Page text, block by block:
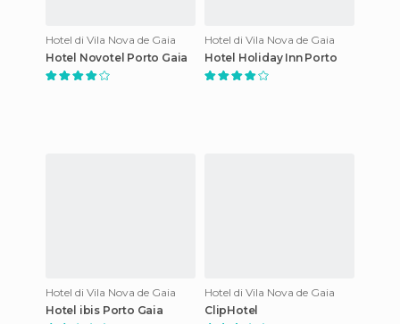
Hotel di Vila Nova de Gaia
Hotel Novotel Porto Gaia
Hotel di Vila Nova de Gaia
Hotel Holiday Inn Porto
Hotel di Vila Nova de Gaia
Hotel ibis Porto Gaia
Hotel di Vila Nova de Gaia
ClipHotel